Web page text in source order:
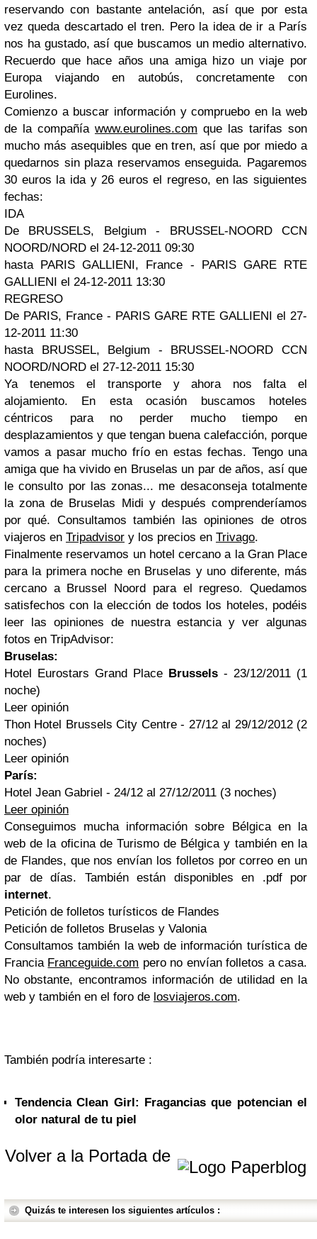
reservando con bastante antelación, así que por esta
vez queda descartado el tren. Pero la idea de ir a París
nos ha gustado, así que buscamos un medio alternativo.
Recuerdo que hace años una amiga hizo un viaje por
Europa viajando en autobús, concretamente con
Eurolines.
Comienzo a buscar información y compruebo en la web
de la compañía www.eurolines.com que las tarifas son
mucho más asequibles que en tren, así que por miedo a
quedarnos sin plaza reservamos enseguida. Pagaremos
30 euros la ida y 26 euros el regreso, en las siguientes
fechas:
IDA
De BRUSSELS, Belgium - BRUSSEL-NOORD CCN
NOORD/NORD el 24-12-2011 09:30
hasta PARIS GALLIENI, France - PARIS GARE RTE
GALLIENI el 24-12-2011 13:30
REGRESO
De PARIS, France - PARIS GARE RTE GALLIENI el 27-
12-2011 11:30
hasta BRUSSEL, Belgium - BRUSSEL-NOORD CCN
NOORD/NORD el 27-12-2011 15:30
Ya tenemos el transporte y ahora nos falta el
alojamiento. En esta ocasión buscamos hoteles
céntricos para no perder mucho tiempo en
desplazamientos y que tengan buena calefacción, porque
vamos a pasar mucho frío en estas fechas. Tengo una
amiga que ha vivido en Bruselas un par de años, así que
le consulto por las zonas... me desaconseja totalmente
la zona de Bruselas Midi y después comprenderíamos
por qué. Consultamos también las opiniones de otros
viajeros en Tripadvisor y los precios en Trivago.
Finalmente reservamos un hotel cercano a la Gran Place
para la primera noche en Bruselas y uno diferente, más
cercano a Brussel Noord para el regreso. Quedamos
satisfechos con la elección de todos los hoteles, podéis
leer las opiniones de nuestra estancia y ver algunas
fotos en TripAdvisor:
Bruselas:
Hotel Eurostars Grand Place Brussels - 23/12/2011 (1
noche)
Leer opinión
Thon Hotel Brussels City Centre - 27/12 al 29/12/2012 (2
noches)
Leer opinión
París:
Hotel Jean Gabriel - 24/12 al 27/12/2011 (3 noches)
Leer opinión
Conseguimos mucha información sobre Bélgica en la
web de la oficina de Turismo de Bélgica y también en la
de Flandes, que nos envían los folletos por correo en un
par de días. También están disponibles en .pdf por
internet.
Petición de folletos turísticos de Flandes
Petición de folletos Bruselas y Valonia
Consultamos también la web de información turística de
Francia Franceguide.com pero no envían folletos a casa.
No obstante, encontramos información de utilidad en la
web y también en el foro de losviajeros.com.
También podría interesarte :
Tendencia Clean Girl: Fragancias que potencian el
olor natural de tu piel
Volver a la Portada de
Quizás te interesen los siguientes artículos :